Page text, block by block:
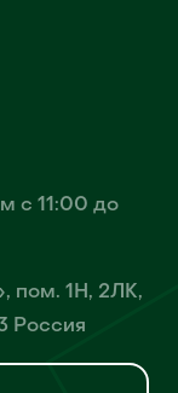
с 11:00 до
пом. 1Н, 2ЛК,
Россия